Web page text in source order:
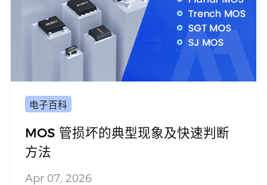
电子百科
MOS 管损坏的典型现象及快速判断
方法
Apr 07, 2026